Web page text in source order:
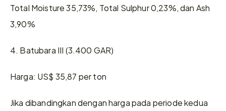
Total Moisture 35,73%, Total Sulphur 0,23%, dan Ash
3,90%
4. Batubara III (3.400 GAR)
Harga: US$ 35,87 per ton
Jika dibandingkan dengan harga pada periode kedua